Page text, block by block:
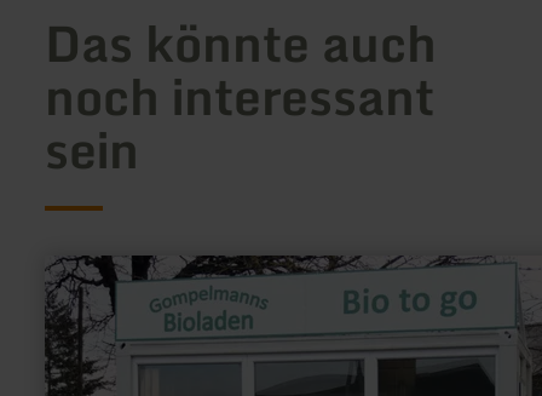
Das könnte auch
noch interessant
sein
mehr
erfahren
zu:
Gompelmanns
Bioladen